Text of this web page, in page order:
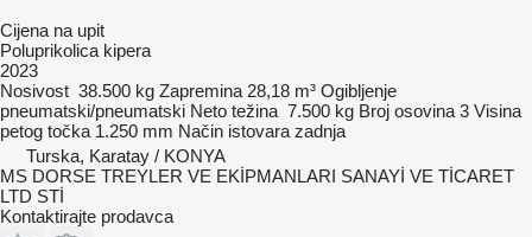
Cijena na upit
Poluprikolica kipera
2023
Nosivost 38.500 kg Zapremina 28,18 m³ Ogibljenje
pneumatski/pneumatski Neto težina 7.500 kg Broj osovina 3 Visina
petog točka 1.250 mm Način istovara zadnja
Turska, Karatay / KONYA
MS DORSE TREYLER VE EKİPMANLARI SANAYİ VE TİCARET
LTD STİ
Kontaktirajte prodavca